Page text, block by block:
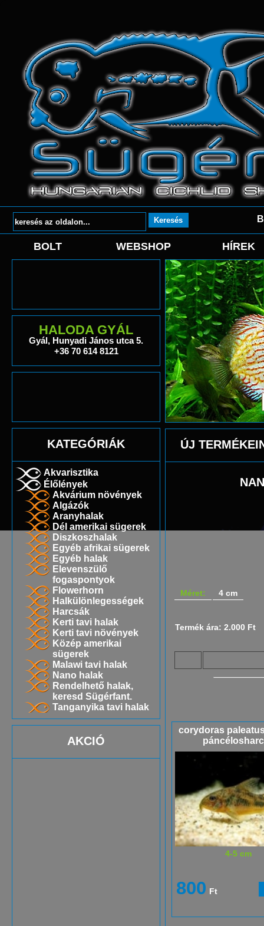
BOLT WEBSHOP HÍREK
HALODA GYÁL
Gyál, Hunyadi János utca 5.
+36 70 614 8121
KATEGÓRIÁK
Akvarisztika
Élőlények
Akvárium növények
Algázók
Aranyhalak
Dél amerikai sügerek
Diszkoszhalak
Egyéb afrikai sügerek
Egyéb halak
Elevenszülő
fogaspontyok
Flowerhorn
Halkülönlegességek
Harcsák
Kerti tavi halak
Kerti tavi növények
Közép amerikai
sügerek
Malawi tavi halak
Nano halak
Rendelhető halak,
keresd Sügérfant.
Tanganyika tavi halak
AKCIÓ
ÚJ
Méret: 4 cm
Termék ára: 2.000 Ft
corydoras
4-5 cm
800 Ft